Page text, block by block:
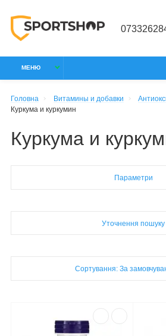
МЕНЮ
Головна Витамины и добавки
Куркума и куркумин
Куркума и
Параметри
Уточнення пошуку
Сортування: За